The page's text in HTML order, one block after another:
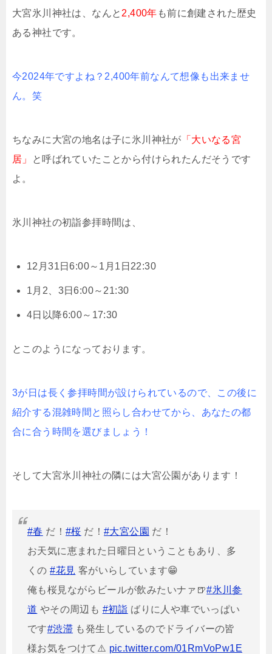
大宮氷川神社は、なんと 2,400年 も前に創建された歴史
ある神社です。
今2024年ですよね？2,400年前なんて想像も出来ませ
ん。笑
ちなみに大宮の地名は子に氷川神社が 「大いなる宮
居」
と呼ばれていたことから付けられたんだそうです
よ。
氷川神社の初詣参拝時間は、
12月31日6:00～1月1日22:30
1月2、3日6:00～21:30
4日以降6:00～17:30
とこのようになっております。
3が日は長く参拝時間が設けられているので、この後に
紹介する混雑時間と照らし合わせてから、あなたの都
合に合う時間を選びましょう！
そして大宮氷川神社の隣には大宮公園があります！
#春 だ！#桜 だ！#大宮公園 だ！
お天気に恵まれた日曜日ということもあり、多
くの#花見 客がいらしています😁
俺も桜見ながらビールが飲みたいナァ🍺#氷川参
道 やその周辺も #初詣 ばりに人や車でいっぱい
です#渋滞 も発生しているのでドライバーの皆
様お気をつけて⚠️ pic.twitter.com/01RmVoPw1E